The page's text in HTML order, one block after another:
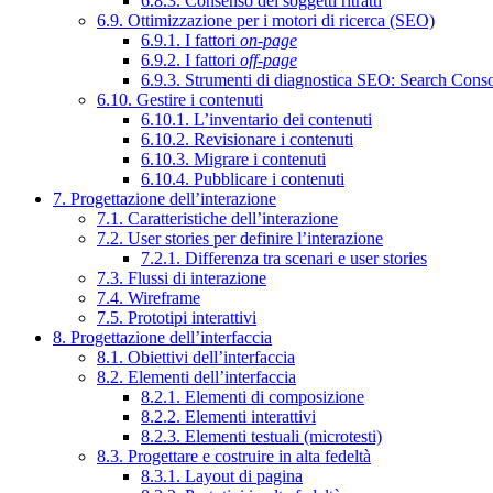
6.9. Ottimizzazione per i motori di ricerca (SEO)
6.9.1. I fattori on-page
6.9.2. I fattori off-page
6.9.3. Strumenti di diagnostica SEO: Search
6.10. Gestire i contenuti
6.10.1. L’inventario dei contenuti
6.10.2. Revisionare i contenuti
6.10.3. Migrare i contenuti
6.10.4. Pubblicare i contenuti
7. Progettazione dell’interazione
7.1. Caratteristiche dell’interazione
7.2. User stories per definire l’interazione
7.2.1. Differenza tra scenari e user stories
7.3. Flussi di interazione
7.4. Wireframe
7.5. Prototipi interattivi
8. Progettazione dell’interfaccia
8.1. Obiettivi dell’interfaccia
8.2. Elementi dell’interfaccia
8.2.1. Elementi di composizione
8.2.2. Elementi interattivi
8.2.3. Elementi testuali (microtesti)
8.3. Progettare e costruire in alta fedeltà
8.3.1. Layout di pagina